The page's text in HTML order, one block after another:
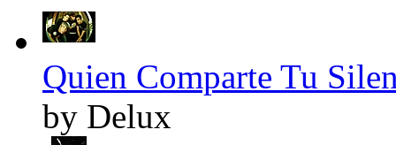
Quien Comparte Tu
by Delux